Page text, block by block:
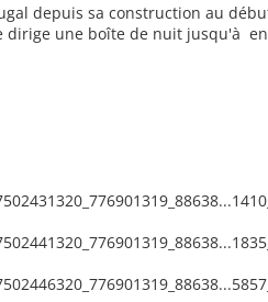
depuis sa construction au
dirige une boîte de nuit jusqu'à